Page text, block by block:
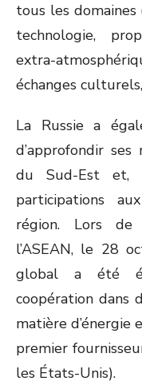
tous les domaines
technologie,
extra-
échanges
La Russie a
d’approfondir ses
du Sud-Est et,
participations
région. Lors de
l’ASEAN, le 28
global a été
coopération dans
matière d’énergie
premier
les États-Unis).